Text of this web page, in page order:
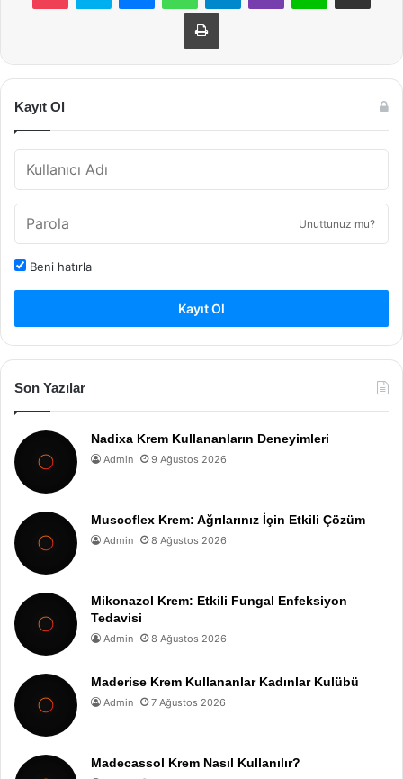
Yazdır
Kayıt Ol
Unuttunuz mu?
Beni hatırla
Kayıt Ol
Son Yazılar
Nadixa Krem Kullananların Deneyimleri
Admin 9 Ağustos 2026
Muscoflex Krem: Ağrılarınız İçin Etkili Çözüm
Admin 8 Ağustos 2026
Mikonazol Krem: Etkili Fungal Enfeksiyon
Tedavisi
Admin 8 Ağustos 2026
Maderise Krem Kullananlar Kadınlar Kulübü
Admin 7 Ağustos 2026
Madecassol Krem Nasıl Kullanılır?